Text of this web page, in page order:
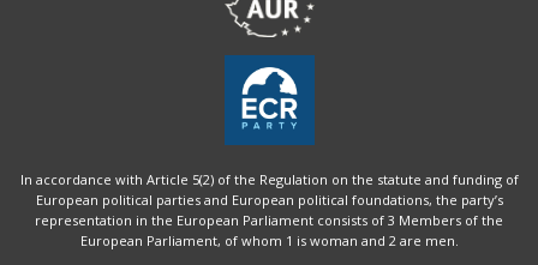
In accordance with Article 5(2) of the Regulation on the statute and funding of
European political parties and European political foundations, the party’s
representation in the European Parliament consists of 3 Members of the
European Parliament, of whom 1 is woman and 2 are men.